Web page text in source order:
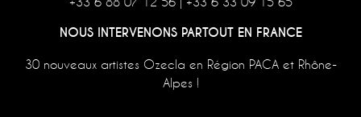
NOUS INTERVENONS PARTOUT EN FRANCE
30 nouveaux artistes Ozecla en Région PACA et Rhône-
Alpes !